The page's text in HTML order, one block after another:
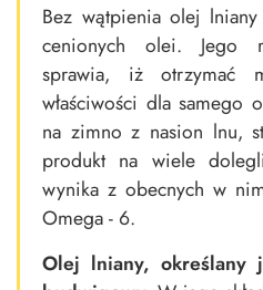
Bez wątpienia olej
cenionych olei. Jego
sprawia, iż otrzymać
właściwości dla samego
na zimno z nasion lnu,
produkt na wiele
wynika z obecnych w
Omega - 6.
Olej lniany, określany